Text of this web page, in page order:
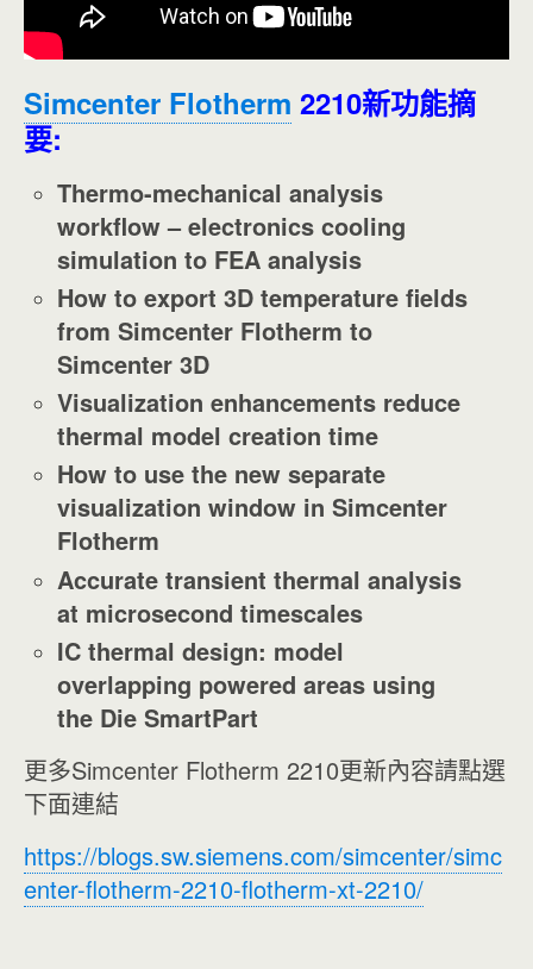
Simcenter Flotherm 2210新功能摘
要:
Thermo-mechanical analysis
workflow – electronics cooling
simulation to FEA analysis
How to export 3D temperature fields
from Simcenter Flotherm to
Simcenter 3D
Visualization enhancements reduce
thermal model creation time
How to use the new separate
visualization window in Simcenter
Flotherm
Accurate transient thermal analysis
at microsecond timescales
IC thermal design: model
overlapping powered areas using
the Die SmartPart
更多Simcenter Flotherm 2210更新內容請點選
下面連結
https://blogs.sw.siemens.com/simcenter/simc
enter-flotherm-2210-flotherm-xt-2210/